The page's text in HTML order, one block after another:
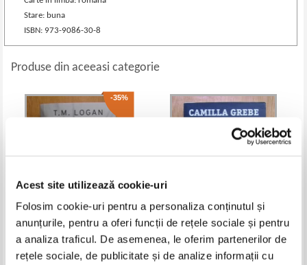
Acest site utilizează cookie-uri
Folosim cookie-uri pentru a personaliza conținutul și
anunțurile, pentru a oferi funcții de rețele sociale și pentru
a analiza traficul. De asemenea, le oferim partenerilor de
rețele sociale, de publicitate și de analize informații cu
Stare: buna
ISBN: 973-9086-30-8
Produse din aceeasi categorie
-35%
T. M. Logan - 29 de secunde Camilla Grebe - Inertia